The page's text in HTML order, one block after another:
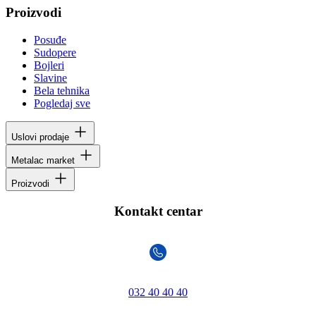
Proizvodi
Posuđe
Sudopere
Bojleri
Slavine
Bela tehnika
Pogledaj sve
Uslovi prodaje
Metalac market
Proizvodi
Kontakt centar
032 40 40 40